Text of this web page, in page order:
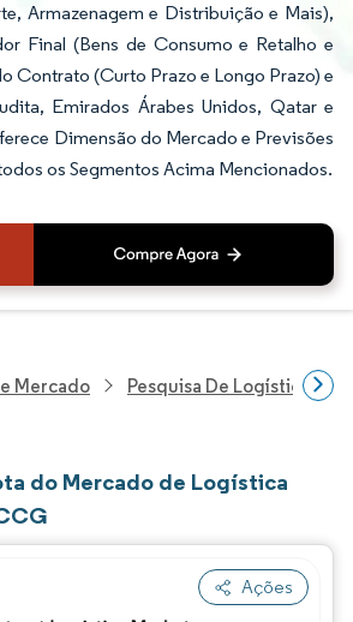
Armazenagem e Distribuição e Mais),
Final (Bens de Consumo e Retalho e
Contrato (Curto Prazo e Longo Prazo) e
Emirados Árabes Unidos, Qatar e
Dimensão do Mercado e Previsões
os Segmentos Acima Mencionados.
Mercado Pesquisa De Logística
do Mercado de Logística
Ações